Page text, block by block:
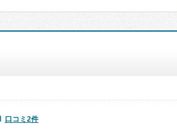
口コミ2件